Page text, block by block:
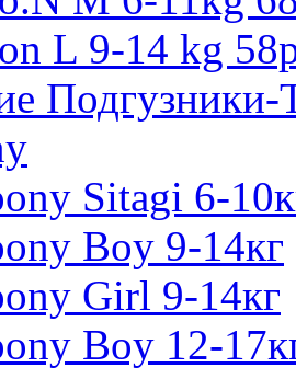
L 9-14 kg
Подгузники-
Sitagi 6-
Boy 9-14кг
Girl 9-14кг
Boy 12-